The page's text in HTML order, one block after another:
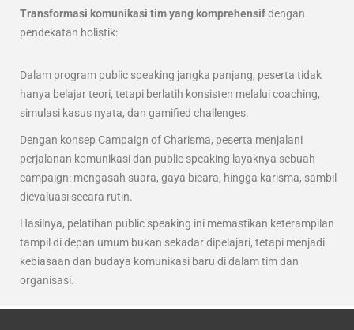
Transformasi komunikasi tim yang komprehensifdengan
pendekatan holistik:
Dalam program public speaking jangka panjang, peserta tidak
hanya belajar teori, tetapi berlatih konsisten melalui coaching,
simulasi kasus nyata, dan gamified challenges.
Dengan konsep Campaign of Charisma, peserta menjalani
perjalanan komunikasi dan public speaking layaknya sebuah
campaign: mengasah suara, gaya bicara, hingga karisma, sambil
dievaluasi secara rutin.
Hasilnya, pelatihan public speaking ini memastikan keterampilan
tampil di depan umum bukan sekadar dipelajari, tetapi menjadi
kebiasaan dan budaya komunikasi baru di dalam tim dan
organisasi.